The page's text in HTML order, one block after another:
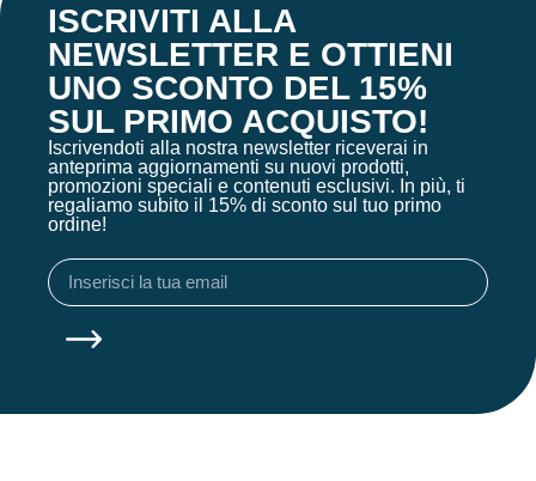
ISCRIVITI ALLA
NEWSLETTER E OTTIENI
UNO SCONTO DEL 15%
SUL PRIMO ACQUISTO!
Iscrivendoti alla nostra newsletter riceverai in
anteprima aggiornamenti su nuovi prodotti,
promozioni speciali e contenuti esclusivi. In più, ti
regaliamo subito il 15% di sconto sul tuo primo
ordine!